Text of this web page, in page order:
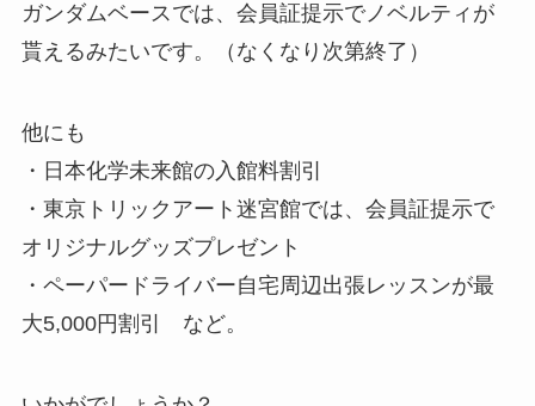
ガンダムベースでは、会員証提示でノベルティが
貰えるみたいです。（なくなり次第終了）
他にも
・日本化学未来館の入館料割引
・東京トリックアート迷宮館では、会員証提示で
オリジナルグッズプレゼント
・ペーパードライバー自宅周辺出張レッスンが最
大5,000円割引 など。